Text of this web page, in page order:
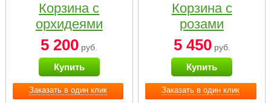
Заказать в один клик
Корзина с
орхидеями
малая
5 200 руб.
Купить
Заказать в один клик
Корзина с
розами
«Красный
Париж»
5 450руб.
Купить